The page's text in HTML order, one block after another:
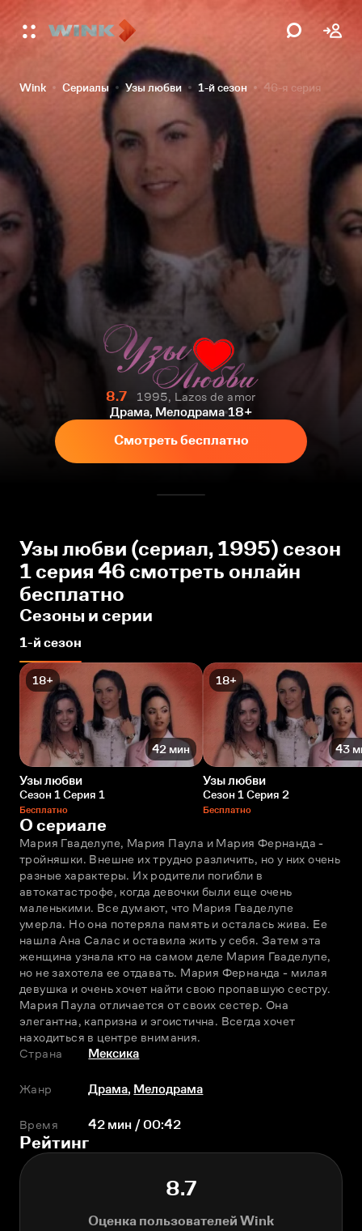
Wink Сериалы Узы любви 1-й сезон 46-я серия
8.7
1995, Lazos de amor
Драма, Мелодрама 18+
Смотреть бесплатно
Узы любви (сериал, 1995) сезон
1 серия 46 смотреть онлайн
бесплатно
Сезоны и серии
1-й сезон
18+
42 мин
Узы любви
Сезон 1 Серия 1
Бесплатно
18+
43
Узы любви
Сезон 1 Серия 2
Бесплатно
О сериале
Мария Гваделупе, Мария Паула и Мария Фернанда -
тройняшки. Внешне их трудно различить, но у них очень
разные характеры. Их родители погибли в
автокатастрофе, когда девочки были еще очень
маленькими. Все думают, что Мария Гваделупе
умерла. Но она потеряла память и осталась жива. Ее
нашла Ана Салас и оставила жить у себя. Затем эта
женщина узнала кто на самом деле Мария Гваделупе,
но не захотела ее отдавать. Мария Фернанда - милая
девушка и очень хочет найти свою пропавшую сестру.
Мария Паула отличается от своих сестер. Она
элегантна, капризна и эгоистична. Всегда хочет
находиться в центре внимания.
Страна
Мексика
Жанр Драма, Мелодрама
Время 42 мин / 00:42
Рейтинг
8.7
Оценка пользователей Wink